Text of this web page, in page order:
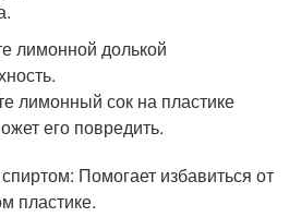
лимонной долькой
лимонный сок на пластике
его повредить.
Помогает избавиться от
пластике.